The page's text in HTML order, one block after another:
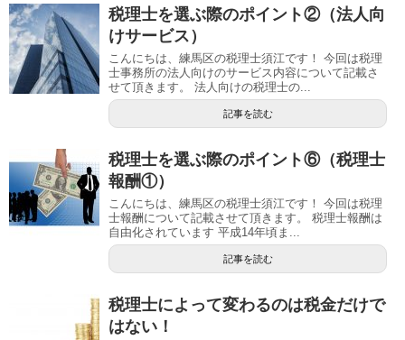
税理士を選ぶ際のポイント②（法人向
けサービス）
こんにちは、練馬区の税理士須江です！ 今回は税理
士事務所の法人向けのサービス内容について記載さ
せて頂きます。 法人向けの税理士の...
記事を読む
税理士を選ぶ際のポイント⑥（税理士
報酬①）
こんにちは、練馬区の税理士須江です！ 今回は税理
士報酬について記載させて頂きます。 税理士報酬は
自由化されています 平成14年頃ま...
記事を読む
税理士によって変わるのは税金だけで
はない！